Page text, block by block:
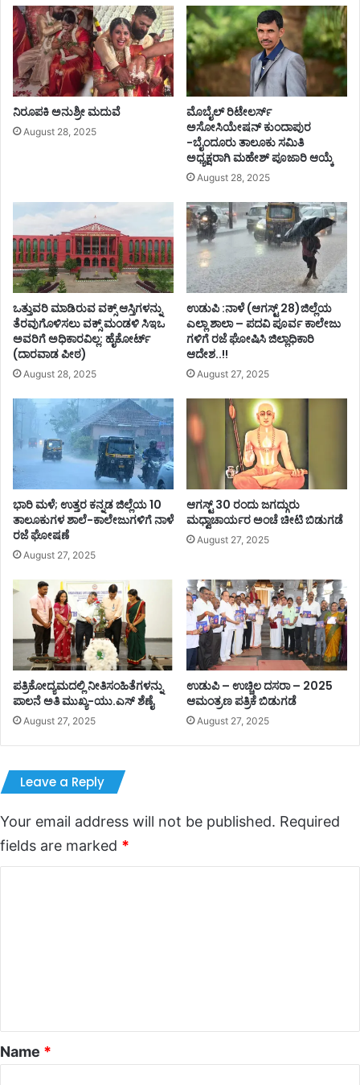
ನಿರೂಪಕಿ ಅನುಶ್ರೀ ಮದುವೆ
August 28, 2025
ಮೊಬೈಲ್ ರಿಟೇಲರ್ಸ್‌
ಅಸೋಸಿಯೇಷನ್‌ ಕುಂದಾಪುರ
-ಬೈಂದೂರು ತಾಲೂಕು ಸಮಿತಿ
ಅಧ್ಯಕ್ಷರಾಗಿ ಮಹೇಶ್‌ ಪೂಜಾರಿ ಆಯ್ಕೆ
August 28, 2025
ಒತ್ತುವರಿ ಮಾಡಿರುವ ವಕ್ಸ್ ಆಸ್ತಿಗಳನ್ನು
ತೆರವುಗೊಳಿಸಲು ವಕ್ಸ್ ಮಂಡಳಿ ಸಿಇಒ
ಅವರಿಗೆ ಅಧಿಕಾರವಿಲ್ಲ: ಹೈಕೋರ್ಟ್
(ದಾರವಾಡ ಪೀಠ)
August 28, 2025
ಉಡುಪಿ :ನಾಳೆ (ಆಗಸ್ಟ್ 28)ಜಿಲ್ಲೆಯ
ಎಲ್ಲಾ ಶಾಲಾ – ಪದವಿ ಪೂರ್ವ ಕಾಲೇಜು
ಗಳಿಗೆ ರಜೆ ಘೋಷಿಸಿ ಜಿಲ್ಲಾಧಿಕಾರಿ
ಆದೇಶ..!!
August 27, 2025
ಭಾರಿ ಮಳೆ; ಉತ್ತರ ಕನ್ನಡ ಜಿಲ್ಲೆಯ 10
ತಾಲೂಕುಗಳ ಶಾಲೆ-ಕಾಲೇಜುಗಳಿಗೆ ನಾಳೆ
ರಜೆ ಘೋಷಣೆ
August 27, 2025
ಆಗಸ್ಟ್ 30 ರಂದು ಜಗದ್ಗುರು
ಮಧ್ವಾಚಾರ್ಯರ ಅಂಚೆ ಚೀಟಿ ಬಿಡುಗಡೆ
August 27, 2025
ಪತ್ರಿಕೋದ್ಯಮದಲ್ಲಿ ನೀತಿಸಂಹಿತೆಗಳನ್ನು
ಪಾಲನೆ ಅತಿ ಮುಖ್ಯ-ಯು.ಎಸ್ ಶೆಣೈ
August 27, 2025
ಉಡುಪಿ – ಉಚ್ಚಿಲ ದಸರಾ – 2025
ಆಮಂತ್ರಣ ಪತ್ರಿಕೆ ಬಿಡುಗಡೆ
August 27, 2025
Leave a Reply
Your email address will not be published. Required
fields are marked *
*
Name *